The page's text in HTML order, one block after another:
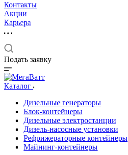
Контакты
Акции
Карьера
Подать заявку
Каталог
Дизельные генераторы
Блок-контейнеры
Дизельные электростанции
Дизель-насосные установки
Рефрижераторные контейнеры
Майнинг-контейнеры